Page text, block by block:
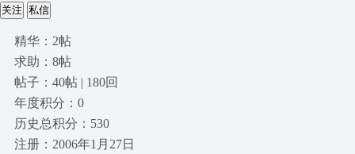
关注 私信
精华：2帖
求助：8帖
帖子：40帖 | 180回
年度积分：0
历史总积分：530
注册：2006年1月27日